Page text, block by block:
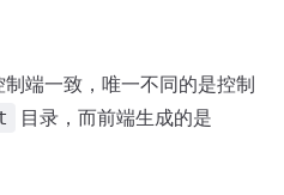
端一致，唯一不同的是控制
目录，而前端生成的是